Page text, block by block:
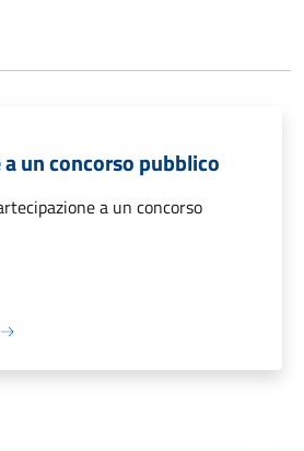
un concorso pubblico
a un concorso